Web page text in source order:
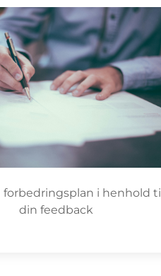
forbedringsplan i henhold til
din feedback